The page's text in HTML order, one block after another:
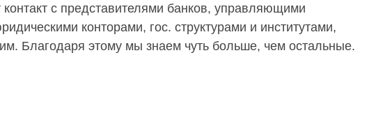
с представителями банков, управляющими
конторами, гос. структурами и институтами,
Благодаря этому мы знаем чуть больше, чем остальные.